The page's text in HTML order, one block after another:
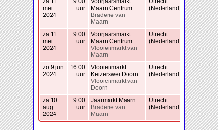
za 11
mei
2024
9:00
uur
Voorjaarsmarkt
Maarn Centrum
Braderie van
Maarn
Utrecht
(Nederland)
za 11
mei
2024
9:00
uur
Voorjaarsmarkt
Maarn Centrum
Vlooienmarkt van
Maarn
Utrecht
(Nederland)
zo 9 jun
2024
16:00
uur
Vlooienmarkt
Keizerswei Doorn
Vlooienmarkt van
Doorn
Utrecht
(Nederland)
za 10
aug
2024
9:00
uur
Jaarmarkt Maarn
Braderie van
Maarn
Utrecht
(Nederland)